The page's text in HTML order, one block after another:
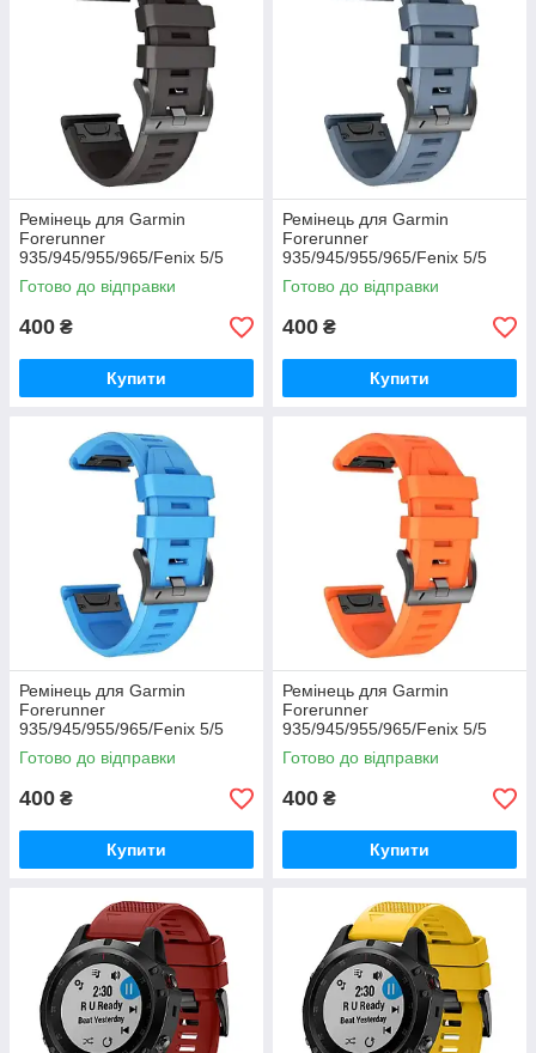
Ремінець для Garmin
Forerunner
935/945/955/965/Fenix 5/5
Plus/6/7/8-47 мм. (система
QuickFit - чорний)
Готово до відправки
400 ₴
Купити
Ремінець для Garmin
Forerunner
935/945/955/965/Fenix 5/5
Plus/6/7/8-47 мм. (система
QuickFit - темно-сірий)
Готово до відправки
400 ₴
Купити
Ремінець для Garmin
Forerunner
935/945/955/965/Fenix 5/5
Plus/6/7/8-47 мм. (система
QuickFit - блакитний)
Готово до відправки
400 ₴
Купити
Ремінець для Garmin
Forerunner
935/945/955/965/Fenix 5/5
Plus/6/7/8-47 мм. (система
QuickFit - помаранчевий)
Готово до відправки
400 ₴
Купити